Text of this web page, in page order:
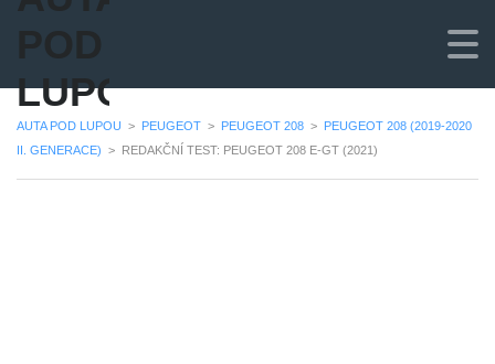
POD
LUPOU
AUTA POD LUPOU > PEUGEOT > PEUGEOT 208 > PEUGEOT 208 (2019-2020
II. GENERACE) > REDAKČNÍ TEST: PEUGEOT 208 E-GT (2021)